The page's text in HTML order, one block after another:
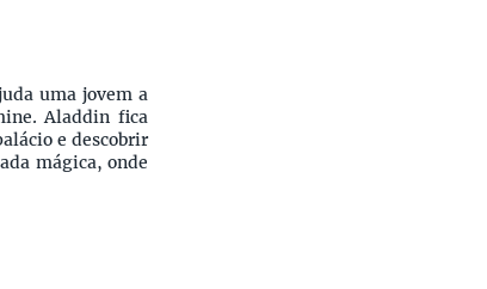
uma jovem a
Aladdin fica
e descobrir
mágica, onde